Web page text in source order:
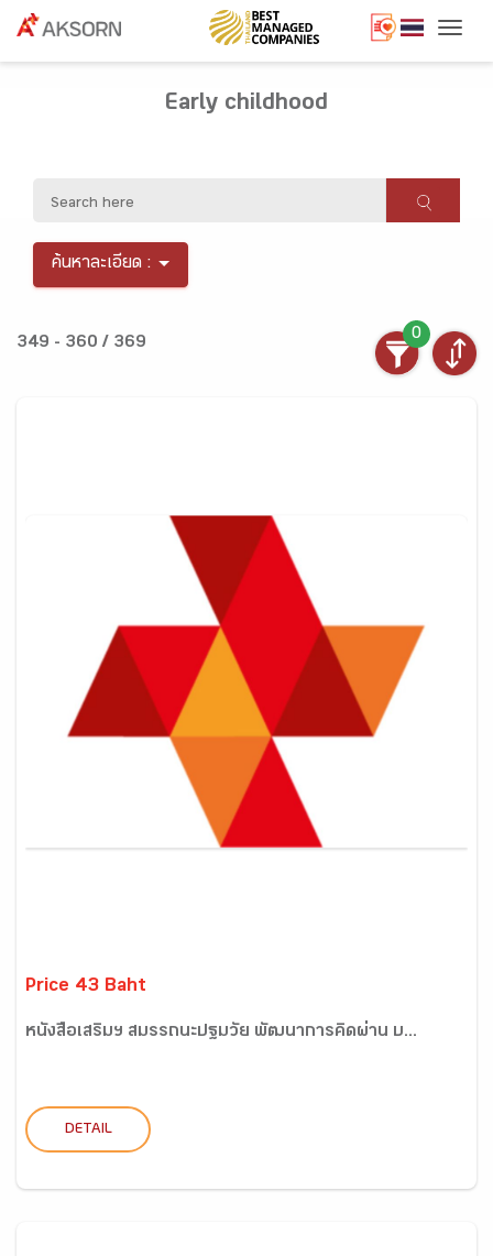
Early childhood
ค้นหาละเอียด :
349 - 360 / 369
0
Price 43 Baht
หนังสือเสริมฯ สมรรถนะปฐมวัย พัฒนาการคิดผ่าน บ...
DETAIL